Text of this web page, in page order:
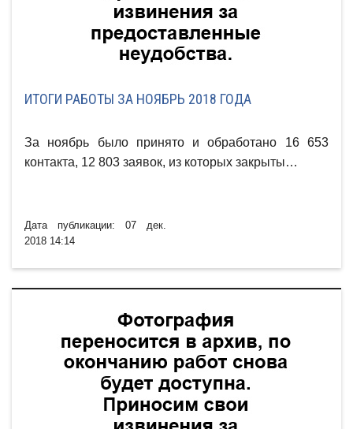
ИТОГИ РАБОТЫ ЗА НОЯБРЬ 2018 ГОДА
За ноябрь было принято и обработано 16 653
контакта, 12 803 заявок, из которых закрыты…
Дата публикации: 07 дек.
2018 14:14